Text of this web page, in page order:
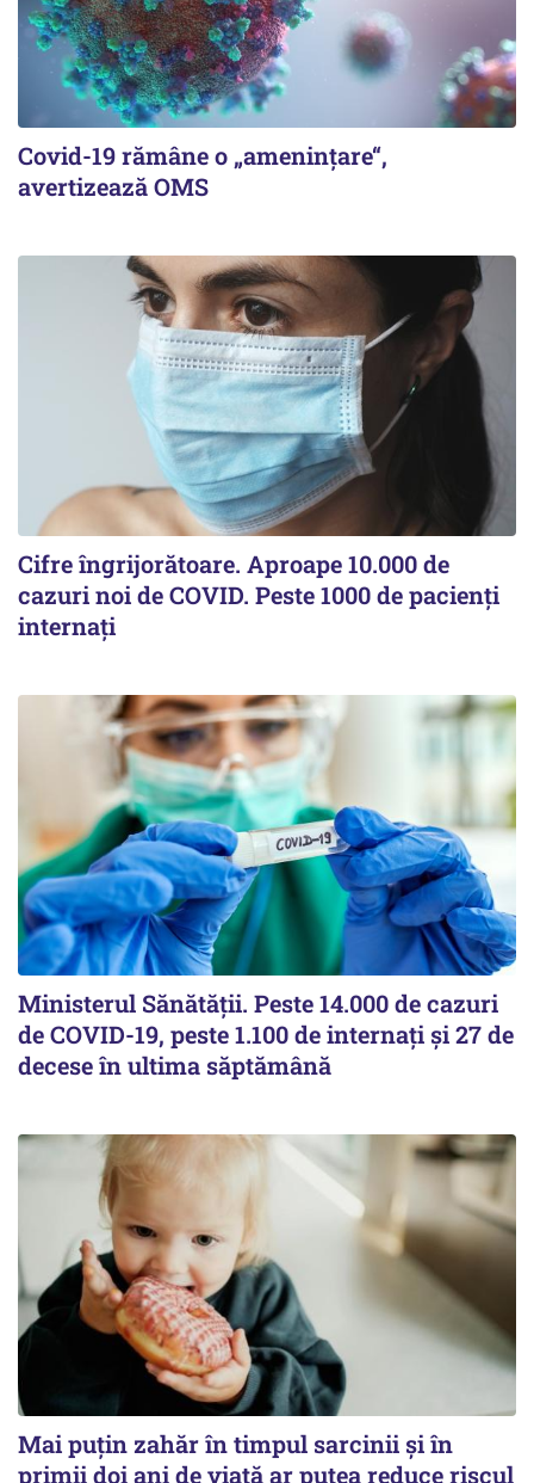
Covid-19 rămâne o „ameninţare“,
avertizează OMS
Cifre îngrijorătoare. Aproape 10.000 de
cazuri noi de COVID. Peste 1000 de pacienți
internați
Ministerul Sănătății. Peste 14.000 de cazuri
de COVID-19, peste 1.100 de internați și 27 de
decese în ultima săptămână
Mai puțin zahăr în timpul sarcinii și în
primii doi ani de viață ar putea reduce riscul